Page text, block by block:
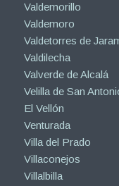
Valdemorillo
Valdemoro
Valdetorres de
Valdilecha
Valverde de Alcalá
Velilla de San
El Vellón
Venturada
Villa del Prado
Villaconejos
Villalbilla